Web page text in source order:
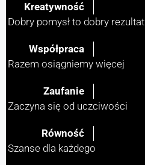
Kreatywność
Dobry pomysł to dobry rezultat
Współpraca
Razem osiągniemy więcej
Zaufanie
Zaczyna się od uczciwości
Równość
Szanse dla każdego